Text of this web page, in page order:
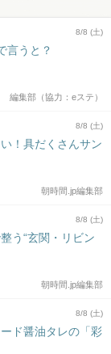
8/8 (土)
言うと？
編集部（協力：eステ）
8/8 (土)
！具だくさんサン
朝時間.jp編集部
8/8 (土)
う“玄関・リビン
朝時間.jp編集部
8/8 (土)
ド醤油タレの「彩